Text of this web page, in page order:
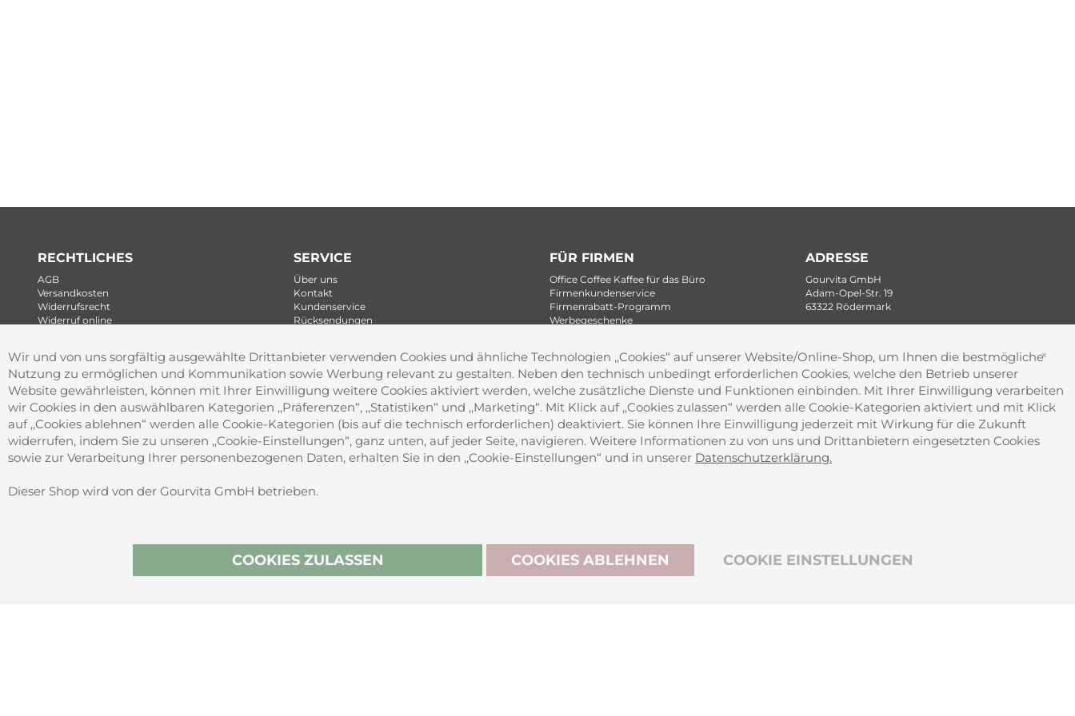
RECHTLICHES
AGB
Versandkosten
Widerrufsrecht
Widerruf online
Impressum
Barrierefreiheitserklärung
SERVICE
Über uns
Kontakt
Kundenservice
Rücksendungen
FÜR FIRMEN
Office Coffee Kaffee für das Büro
Firmenkundenservice
Firmenrabatt-Programm
Werbegeschenke
ADRESSE
Gourvita GmbH
Adam-Opel-Str. 19
63322 Rödermark
SICHER ZAHLEN
Vertrag widerrufen
BIO-ZERTIFIZIERT
Wir und von uns sorgfältig ausgewählte Drittanbieter verwenden Cookies und ähnliche Technologien ,,Cookies“ auf unserer Website/Online-Shop, um Ihnen die bestmögliche
Nutzung zu ermöglichen und Kommunikation sowie Werbung relevant zu gestalten. Neben den technisch unbedingt erforderlichen Cookies, welche den Betrieb unserer
Website gewährleisten, können mit Ihrer Einwilligung weitere Cookies aktiviert werden, welche zusätzliche Dienste und Funktionen einbinden. Mit Ihrer Einwilligung verarbeiten
wir Cookies in den auswählbaren Kategorien ,,Präferenzen“, ,,Statistiken“ und ,,Marketing“. Mit Klick auf ,,Cookies zulassen“ werden alle Cookie-Kategorien aktiviert und mit Klick
auf ,,Cookies ablehnen“ werden alle Cookie-Kategorien (bis auf die technisch erforderlichen) deaktiviert. Sie können Ihre Einwilligung jederzeit mit Wirkung für die Zukunft
widerrufen, indem Sie zu unseren ,,Cookie-Einstellungen“, ganz unten, auf jeder Seite, navigieren. Weitere Informationen zu von uns und Drittanbietern eingesetzten Cookies
sowie zur Verarbeitung Ihrer personenbezogenen Daten, erhalten Sie in den ,,Cookie-Einstellungen“ und in unserer Datenschutzerklärung.
Dieser Shop wird von der Gourvita GmbH betrieben.
COOKIES ZULASSEN COOKIE EINSTELLUNGEN
COOKIES ABLEHNEN